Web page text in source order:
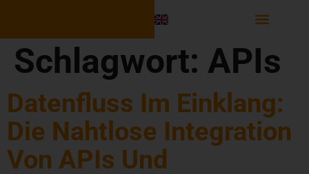
Schlagwort: APIs
Datenfluss Im Einklang:
Die Nahtlose Integration
Von APIs Und